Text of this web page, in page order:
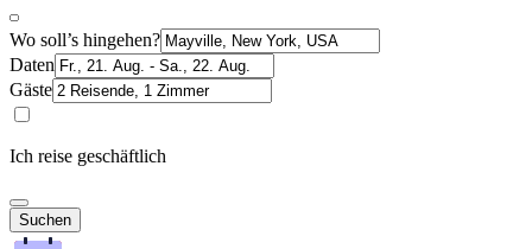
Wo soll’s hingehen?
Daten
Gäste
Ich reise geschäftlich
Suchen